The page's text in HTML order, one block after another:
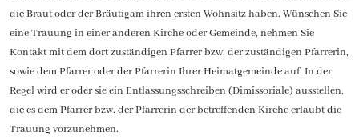
die Braut oder der Bräutigam ihren ersten Wohnsitz haben. Wünschen Sie
eine Trauung in einer anderen Kirche oder Gemeinde, nehmen Sie
Kontakt mit dem dort zuständigen Pfarrer bzw. der zuständigen Pfarrerin,
sowie dem Pfarrer oder der Pfarrerin Ihrer Heimatgemeinde auf. In der
Regel wird er oder sie ein Entlassungsschreiben (Dimissoriale) ausstellen,
die es dem Pfarrer bzw. der Pfarrerin der betreffenden Kirche erlaubt die
Trauung vorzunehmen.